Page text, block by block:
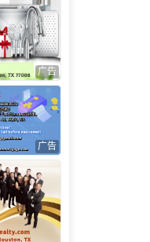
广告
广告